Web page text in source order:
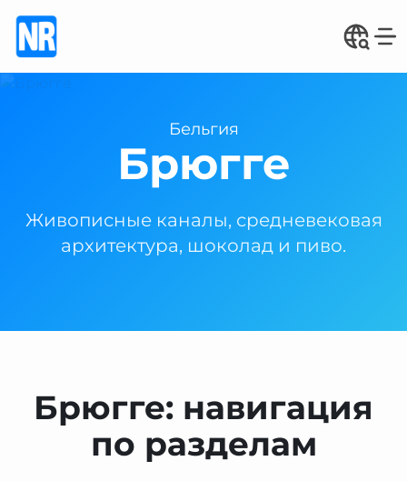
Бельгия
Брюгге
Живописные каналы, средневековая
архитектура, шоколад и пиво.
Брюгге: навигация
по разделам